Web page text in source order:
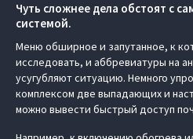
Чуть сложнее дела обстоят с
системой.
Меню обширное и запутанное, к
исследовать, и аббревиатуры на
усугубляют ситуацию. Немного
комплексом две выпадающих и
можно вывести быстрый доступ